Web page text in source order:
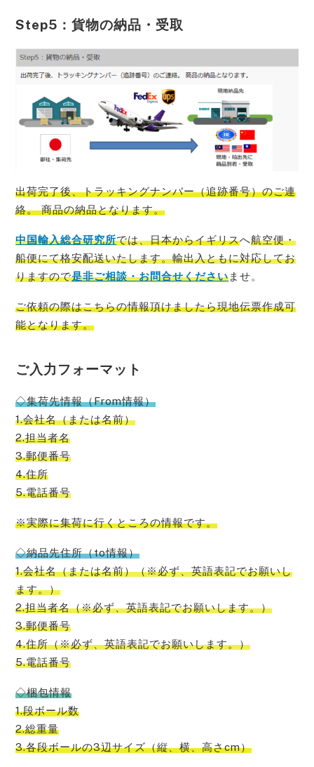
Step5：貨物の納品・受取
出荷完了後、トラッキングナンバー（追跡番号）のご連
絡。 商品の納品となります。
中国輸入総合研究所では、日本からイギリスへ航空便・
船便にて格安配送いたします。輸出入ともに対応してお
りますので是非ご相談・お問合せくださいませ。
ご依頼の際はこちらの情報頂けましたら現地伝票作成可
能となります。
ご入力フォーマット
◇集荷先情報（From情報）
1.会社名（または名前）
2.担当者名
3.郵便番号
4.住所
5.電話番号
※実際に集荷に行くところの情報です。
◇納品先住所（to情報）
1.会社名（または名前）（※必ず、英語表記でお願いし
ます。）
2.担当者名（※必ず、英語表記でお願いします。）
3.郵便番号
4.住所（※必ず、英語表記でお願いします。）
5.電話番号
◇梱包情報
1.段ボール数
2.総重量
3.各段ボールの3辺サイズ（縦、横、高さcm）